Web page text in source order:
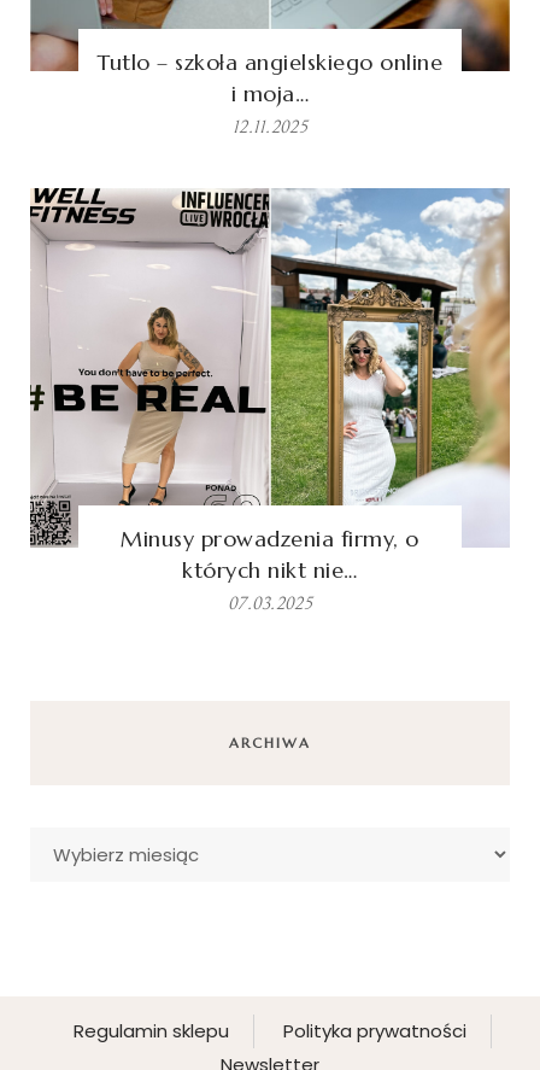
Tutlo – szkoła angielskiego online
i moja…
12.11.2025
Minusy prowadzenia firmy, o
których nikt nie…
07.03.2025
ARCHIWA
Regulamin sklepu
Polityka prywatności
Newsletter